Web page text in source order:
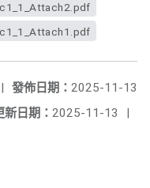
發佈日期： 2025-11-13
|
新日期： 2025-11-13 |